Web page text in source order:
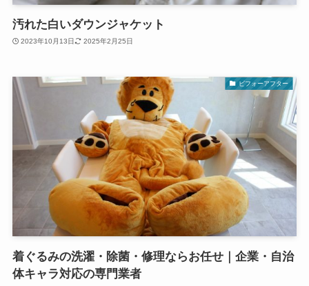
汚れた白いダウンジャケット
2023年10月13日 2025年2月25日
ビフォーアフター
着ぐるみの洗濯・除菌・修理ならお任せ｜企業・自治
体キャラ対応の専門業者